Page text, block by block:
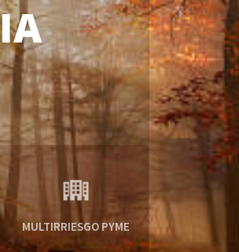
MULTIRRIESGO PYME